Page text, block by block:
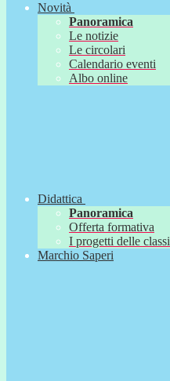
Novità
Panoramica
Le notizie
Le circolari
Calendario eventi
Albo online
Didattica
Panoramica
Offerta formativa
I progetti delle classi
Marchio Saperi